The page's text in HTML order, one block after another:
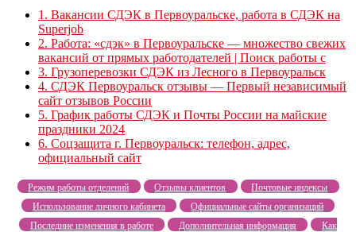
1. Вакансии СДЭК в Первоуральске, работа в СДЭК на
Superjob
2. Работа: «сдэк» в Первоуральске — множество свежих
вакансий от прямых работодателей | Поиск работы с
3. Грузоперевозки СДЭК из Лесного в Первоуральск
4. СДЭК Первоуральск отзывы — Первый независимый
сайт отзывов России
5. График работы СДЭК и Почты России на майские
праздники 2024
6. Соцзащита г. Первоуральск: телефон, адрес,
официальный сайт
Режим работы отделений Отзывы клиентов
Почтовые индексы
Использование личного кабинета
Официальные сайты организаций
Последние изменения в работе
Дополнительная информация
Как